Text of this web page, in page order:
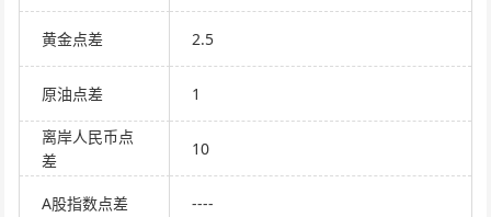
黄金点差 2.5
原油点差 1
离岸人民币点
差
10
A股指数点差 ----